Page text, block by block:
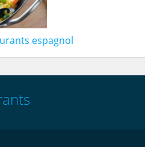
espagnol